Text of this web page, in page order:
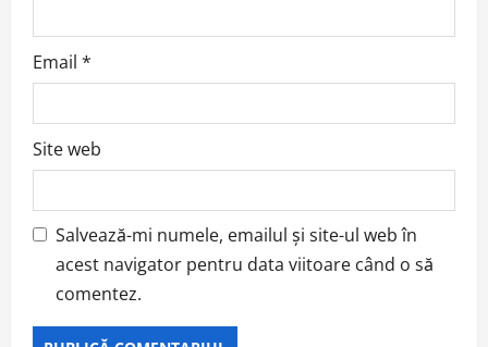
Email *
Site web
Salvează-mi numele, emailul și site-ul web în
acest navigator pentru data viitoare când o să
comentez.